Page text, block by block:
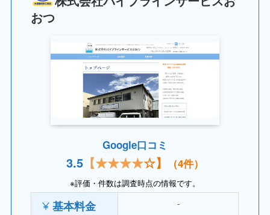
おつ
Google口コミ
3.5 【★★★★☆】 （4件）
※評価・件数は調査時点の情報です。
基本料金 ‐